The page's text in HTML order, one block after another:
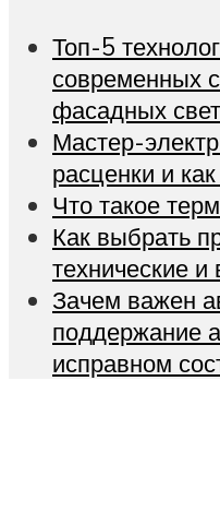
Топ-5
современных
фасадных
Мастер-
расценки и
Что такое
Как выбрать
технические
Зачем важен
поддержание
исправном